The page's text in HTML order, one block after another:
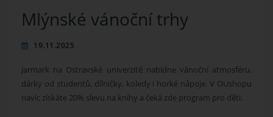
Mlýnské vánoční trhy
19.11.2025
Jarmark na Ostravské univerzitě nabídne vánoční atmosféru,
dárky od studentů, dílničky, koledy i horké nápoje. V OUshopu
navíc získáte 20% slevu na knihy a čeká zde program pro děti.